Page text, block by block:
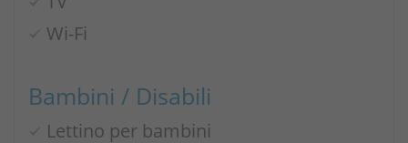
Wi-Fi
Bambini / Disabili
Lettino per bambini